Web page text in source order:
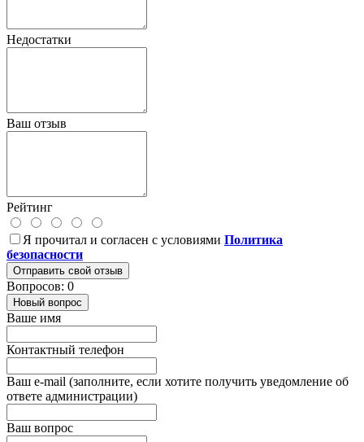
Недостатки
Ваш отзыв
Рейтинг
Я прочитал и согласен с условиями Политика
безопасности
Отправить свой отзыв
Вопросов: 0
Новый вопрос
Ваше имя
Контактный телефон
Ваш e-mail (заполните, если хотите получить уведомление об
ответе администрации)
Ваш вопрос